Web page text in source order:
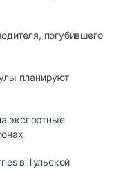
погубившего
планируют
экспортные
в Тульской